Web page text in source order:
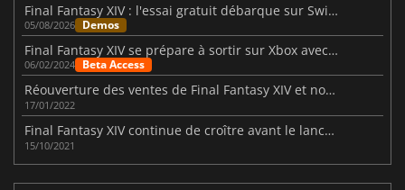
Final Fantasy XIV : l'essai gratuit débarque sur Switch 2
05/08/2026 Demos
Final Fantasy XIV se prépare à sortir sur Xbox avec une bêta ouverte
06/02/2024 Beta Access
Réouverture des ventes de Final Fantasy XIV et nouveau centre de données
17/01/2022
Final Fantasy XIV continue de croître avant le lancement d'Endwalker
15/10/2021